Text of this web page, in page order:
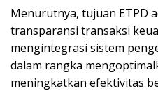
Menurutnya, tujuan ETPD
transparansi transaksi
mengintegrasi sistem
dalam rangka
meningkatkan efektivitas